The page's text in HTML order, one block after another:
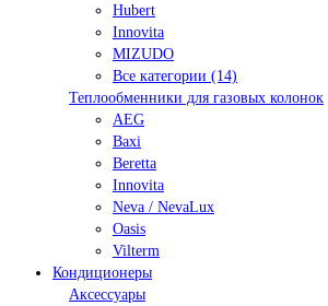
Hubert
Innovita
MIZUDO
Все категории (14)
Теплообменники для газовых колонок
AEG
Baxi
Beretta
Innovita
Neva / NevaLux
Oasis
Vilterm
Кондиционеры
Аксессуары